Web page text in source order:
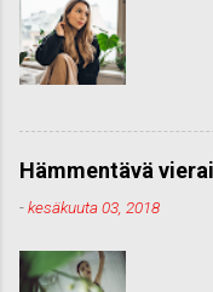
Hämmentävä
-kesäkuuta 03, 2018